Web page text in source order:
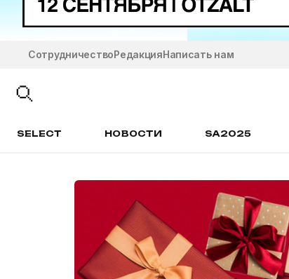
СотрудничествоРедакцияНаписать нам
SELECT НОВОСТИ SA2025